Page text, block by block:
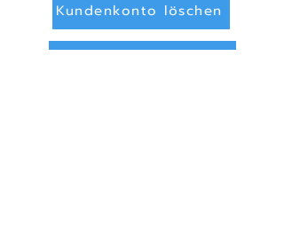
Kundenkonto löschen